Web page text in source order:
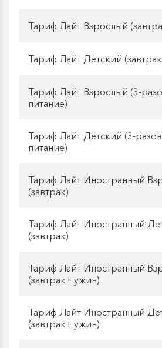
Тариф Лайт Взрослый
Тариф Лайт Детский
Тариф Лайт Взрослый (3-
питание)
Тариф Лайт Детский (3-
питание)
Тариф Лайт Иностранный
(завтрак)
Тариф Лайт Иностранный
(завтрак)
Тариф Лайт Иностранный
(завтрак+ ужин)
Тариф Лайт Иностранный
(завтрак+ ужин)